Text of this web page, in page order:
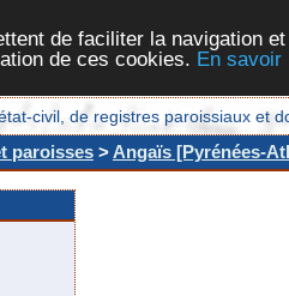
de faciliter la navigation
de ces cookies. En savoir
civil, de registres paroissiaux et
paroisses >Angaïs [Pyrénées-